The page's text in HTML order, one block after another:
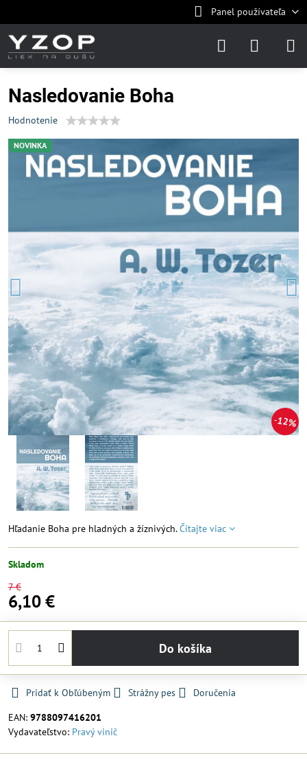
Panel používateľa
NOVINKA
12%
Nasledovanie Boha
Hodnotenie
Hľadanie Boha pre hladných a žíznivých.Čítajte viac
Skladom
7 €
6,10 €
Do košíka
Pridať k Obľúbeným Strážny pes
Doručenia
EAN: 9788097416201
Vydavateľstvo: Pravý vinič